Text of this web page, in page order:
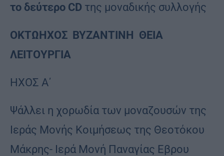
το δεύτερο CD της μοναδικής συλλογής
ΟΚΤΩΗΧΟΣ ΒΥΖΑΝΤΙΝΗ ΘΕΙΑ
ΛΕΙΤΟΥΡΓΙΑ
ΗΧΟΣ Α΄
Ψάλλει η χορωδία των μοναζουσών της
Ιεράς Μονής Κοιμήσεως της Θεοτόκου
Μάκρης- Ιερά Μονή Παναγίας Εβρου